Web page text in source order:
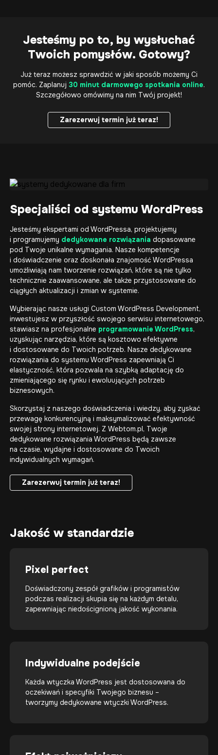
Jesteśmy po to, by wysłuchać
Twoich pomysłów. Gotowy?
Już teraz możesz sprawdzić w jaki sposób możemy Ci
pomóc. Zaplanuj 30 minut darmowego spotkania online.
Szczegółowo omówimy na nim Twój projekt!
Zarezerwuj termin już teraz!
Specjaliści od systemu WordPress
Jesteśmy ekspertami od WordPressa, projektujemy
i programujemy dedykowane rozwiązania dopasowane
pod Twoje unikalne wymagania. Nasze kompetencje
i doświadczenie oraz doskonała znajomość WordPressa
umożliwiają nam tworzenie rozwiązań, które są nie tylko
technicznie zaawansowane, ale także przystosowane do
ciągłych aktualizacji i zmian w systemie.
Wybierając nasze usługi Custom WordPress Development,
inwestujesz w przyszłość swojego serwisu internetowego,
stawiasz na profesjonalne programowanie WordPress,
uzyskując narzędzia, które są kosztowo efektywne
i dostosowane do Twoich potrzeb. Nasze dedykowane
rozwiązania do systemu WordPress zapewniają Ci
elastyczność, która pozwala na szybką adaptację do
zmieniającego się rynku i ewoluujących potrzeb
biznesowych.
Skorzystaj z naszego doświadczenia i wiedzy, aby zyskać
przewagę konkurencyjną i maksymalizować efektywność
swojej strony internetowej. Z Webtom.pl, Twoje
dedykowane rozwiązania WordPress będą zawsze
na czasie, wydajne i dostosowane do Twoich
indywidualnych wymagań.
Zarezerwuj termin już teraz!
Jakość w standardzie
Pixel perfect
Doświadczony zespół grafików i programistów
podczas realizacji skupia się na każdym detalu,
zapewniając niedoścignioną jakość wykonania.
Indywidualne podejście
Każda wtyczka WordPress jest dostosowana do
oczekiwań i specyfiki Twojego biznesu –
tworzymy dedykowane wtyczki WordPress.